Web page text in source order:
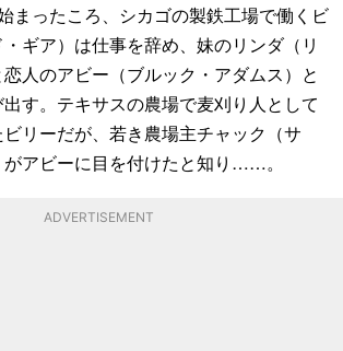
まったころ、シカゴの製鉄工場で働くビ
ギア）は仕事を辞め、妹のリンダ（リ
人のアビー（ブルック・アダムス）と
す。テキサスの農場で麦刈り人として
リーだが、若き農場主チャック（サ
がアビーに目を付けたと知り……。
ADVERTISEMENT